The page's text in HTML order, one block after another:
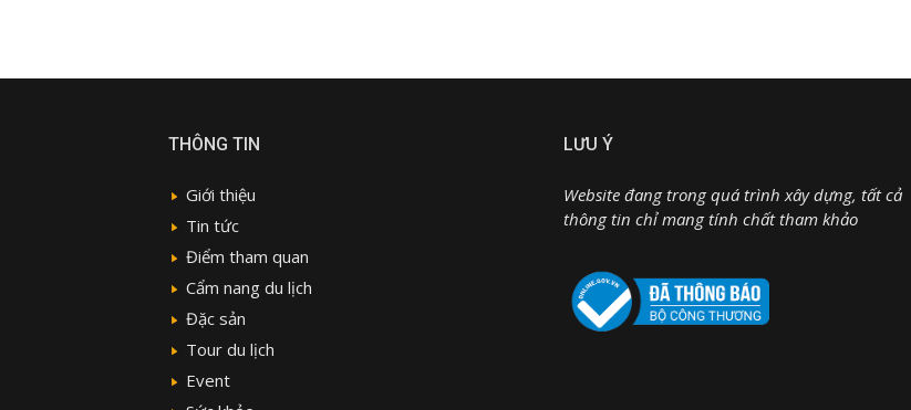
THÔNG TIN
Giới thiệu
Tin tức
Điểm tham quan
Cẩm nang du lịch
Đặc sản
Tour du lịch
Event
LƯU Ý
Website đang trong quá trình xây dựng, tất cả
thông tin chỉ mang tính chất tham khảo